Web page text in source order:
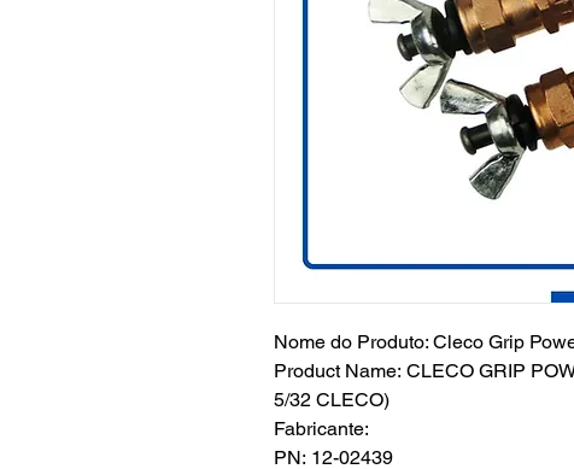
Nome do Produto: Cleco Grip
Product Name: CLECO GRIP
5/32 CLECO)
Fabricante:
PN: 12-02439